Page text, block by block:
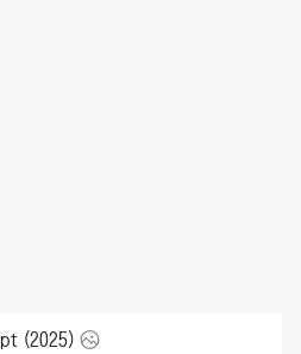
(2025)